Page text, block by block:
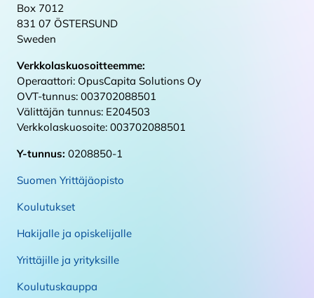
Box 7012
831 07 ÖSTERSUND
Sweden
Verkkolaskuosoitteemme:
Operaattori: OpusCapita Solutions Oy
OVT-tunnus: 003702088501
Välittäjän tunnus: E204503
Verkkolaskuosoite: 003702088501
Y-tunnus: 0208850-1
Suomen Yrittäjäopisto
Koulutukset
Hakijalle ja opiskelijalle
Yrittäjille ja yrityksille
Koulutuskauppa